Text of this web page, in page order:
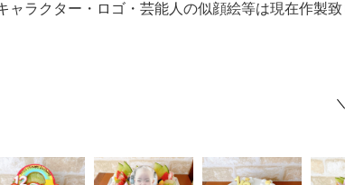
ャラクター・ロゴ・芸能人の似顔絵等は現在作製致